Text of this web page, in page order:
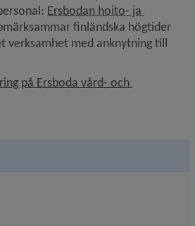
Ersbodan hoito- ja
finländska högtider
verksamhet med anknytning till
på Ersboda vård- och
till annan webbplats, öppnas i nytt